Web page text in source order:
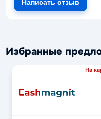
Написать отзыв
Избранные
На